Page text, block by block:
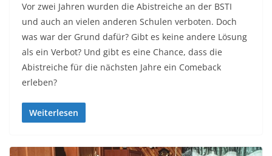
Vor zwei Jahren wurden die Abistreiche an der BSTI
und auch an vielen anderen Schulen verboten. Doch
was war der Grund dafür? Gibt es keine andere Lösung
als ein Verbot? Und gibt es eine Chance, dass die
Abistreiche für die nächsten Jahre ein Comeback
erleben?
Weiterlesen